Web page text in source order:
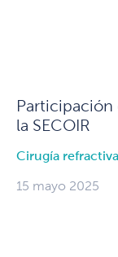
Participación
la SECOIR
Cirugía refractiva
15 mayo 2025